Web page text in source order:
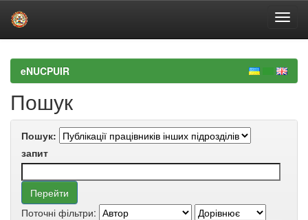
navigationeNUCPUIR
Пошук
Пошук:
запит
Поточні фільтри: